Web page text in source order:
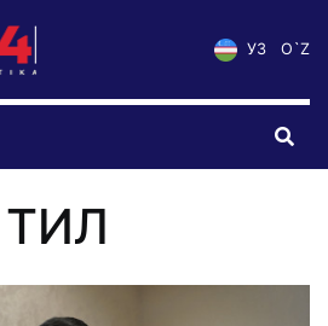
УЗ O`Z
ТИЛ